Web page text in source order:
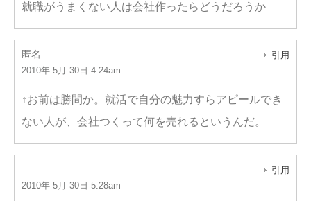
就職がうまくない人は会社作ったらどうだろうか
匿名
2010年 5月 30日 4:24am
引用
↑お前は勝間か。就活で自分の魅力すらアピールでき
ない人が、会社つくって何を売れるというんだ。
2010年 5月 30日 5:28am
引用